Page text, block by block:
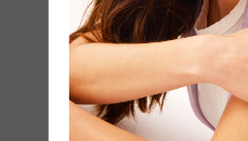
veja